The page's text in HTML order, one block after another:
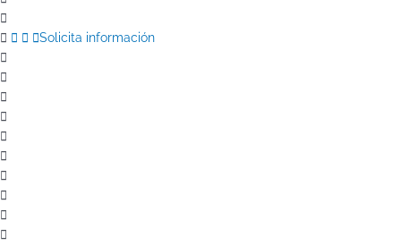
Solicita información